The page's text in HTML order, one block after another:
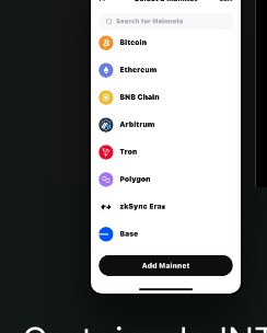
Português (Portugal)
Bahasa Indonesia
Português (Brasil)
Español (Argentina)